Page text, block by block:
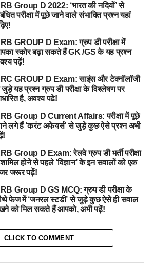
Group D 2022: ‘भारत की नदियों’ से
परीक्षा में पूछे जाने वाले संभावित प्रश्न यहां
GROUP D Exam: ग्रुप डी परीक्षा में
स्कोर बढ़ा सकते हैं GK /GS के यह प्रश्न
पढ़ें!
GROUP D Exam: साइंस और टेक्नॉलॉजी
यह प्रश्न ग्रुप डी परीक्षा के विश्लेषण पर
है, अवश्य पढे!
Group D Current Affairs: परीक्षा में पूछे
लगे हैं ‘करंट अफेयर्स’ से जुड़े कुछ ऐसे प्रश्न अभी
Group D Exam: रेलवे ग्रुप डी भर्ती परीक्षा
होने से पहले ‘विज्ञान’ के इन सवालों को एक
जरूर पढ़ें!
Group D GS MCQ: ग्रुप डी परीक्षा के
फेज में ‘जनरल स्टडी’ से जुड़े कुछ ऐसे ही सवाल
को मिल सकते हैं आपको, अभी पढ़ें!
CLICK TO COMMENT